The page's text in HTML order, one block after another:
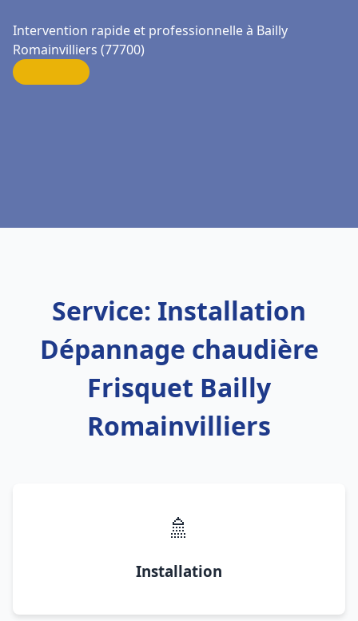
Intervention rapide et professionnelle à Bailly
Romainvilliers (77700)
Service: Installation
Dépannage chaudière
Frisquet Bailly
Romainvilliers
🚿
Installation